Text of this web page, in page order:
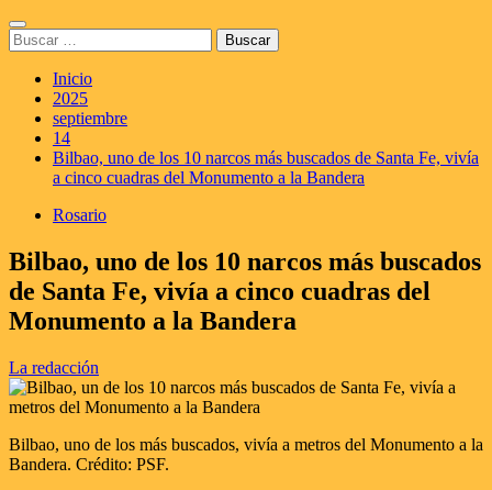
Saltar
al
contenido
Menú
principal
Buscar:
Inicio
2025
septiembre
14
Bilbao, uno de los 10 narcos más buscados de Santa Fe, vivía
a cinco cuadras del Monumento a la Bandera
Rosario
Bilbao, uno de los 10 narcos más buscados
de Santa Fe, vivía a cinco cuadras del
Monumento a la Bandera
La redacción
Bilbao, uno de los más buscados, vivía a metros del Monumento a la
Bandera. Crédito: PSF.